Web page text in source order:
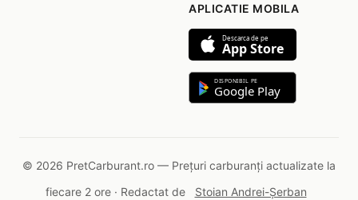
APLICATIE MOBILA
Descarca de pe
App Store
DISPONIBIL PE
Google Play
© 2026 PretCarburant.ro — Prețuri carburanți actualizate la
fiecare 2 ore · Redactat de
Stoian Andrei-Șerban